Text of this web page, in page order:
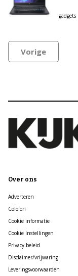
gadgets
Vorige
Over ons
Adverteren
Colofon
Cookie informatie
Cookie Instellingen
Privacy beleid
Disclaimer/vrijwaring
Leveringsvoorwaarden